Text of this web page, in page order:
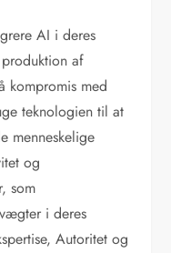
AI i deres
af
kompromis med
teknologien til at
menneskelige
og
som
i deres
Autoritet og